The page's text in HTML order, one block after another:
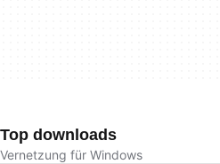
Top downloads
Vernetzung für Windows